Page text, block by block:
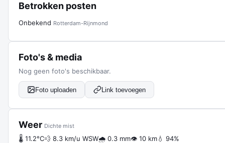
Betrokken posten
Onbekend Rotterdam-Rijnmond
Foto's & media
Nog geen foto's beschikbaar.
Foto uploaden Link toevoegen
Weer Dichte mist
🌡 11.2°C💨 8.3 km/u WSW🌧 0.3 mm👁 10 km💧 94%